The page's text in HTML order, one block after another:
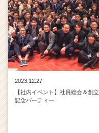
2023.12.27
【社内イベント】社員総会＆創立
記念パーティー